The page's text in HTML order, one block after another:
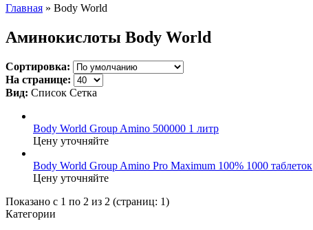
Главная » Body World
Аминокислоты Body World
Сортировка:
На странице:
Вид: Список Сетка
Body World Group Amino 500000 1 литр
Цену уточняйте
Body World Group Amino Pro Maximum 100% 1000 таблеток
Цену уточняйте
Показано с 1 по 2 из 2 (страниц: 1)
Категории